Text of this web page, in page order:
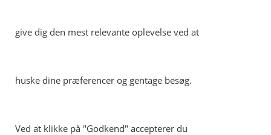
give dig den mest relevante oplevelse ved at
huske dine præferencer og gentage besøg.
Ved at klikke på "Godkend" accepterer du